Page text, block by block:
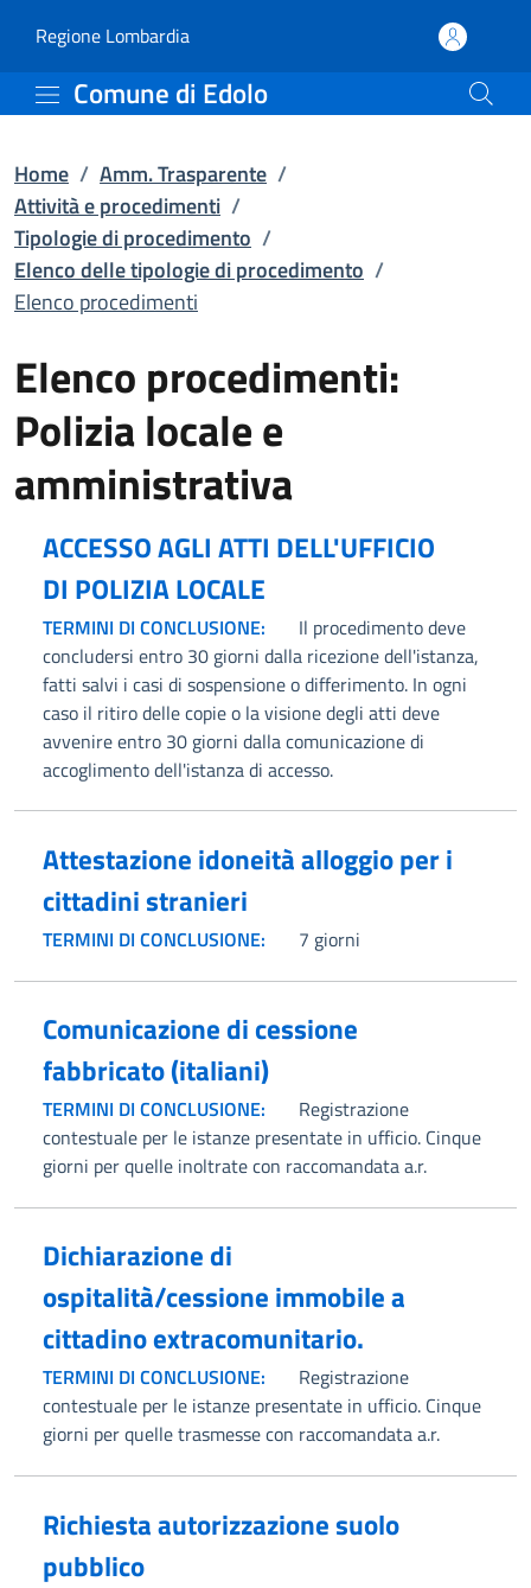
Elenco procedimenti |
Regione Lombardia(apre in un'altra scheda).
Comune di Edolo
Home / Amm. Trasparente /
Attività e procedimenti /
Tipologie di procedimento /
Elenco delle tipologie di procedimento /
Elenco procedimenti
Elenco procedimenti:
Polizia locale e
amministrativa
ACCESSO AGLI ATTI DELL'UFFICIO
DI POLIZIA LOCALE
TERMINI DI CONCLUSIONE:
Il procedimento deve
concludersi entro 30 giorni dalla ricezione dell'istanza,
fatti salvi i casi di sospensione o differimento. In ogni
caso il ritiro delle copie o la visione degli atti deve
avvenire entro 30 giorni dalla comunicazione di
accoglimento dell'istanza di accesso.
Attestazione idoneità alloggio per i
cittadini stranieri
TERMINI DI CONCLUSIONE: 7 giorni
Comunicazione di cessione
fabbricato (italiani)
TERMINI DI CONCLUSIONE:
Registrazione
contestuale per le istanze presentate in ufficio. Cinque
giorni per quelle inoltrate con raccomandata a.r.
Dichiarazione di
ospitalità/cessione immobile a
cittadino extracomunitario.
TERMINI DI CONCLUSIONE:
Registrazione
contestuale per le istanze presentate in ufficio. Cinque
giorni per quelle trasmesse con raccomandata a.r.
Richiesta autorizzazione suolo
pubblico